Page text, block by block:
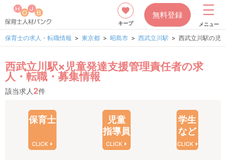
キープ
無料登録
メニュー
保育士の求人・転職情報 東京都 昭島市 西武立川駅 西武立川駅の児
西武立川駅×児童発達支援管理責任者の求
人・転職・募集情報
該当求人 2件
保育士
CLICK
児童
指導員
CLICK
学生
など
CLICK